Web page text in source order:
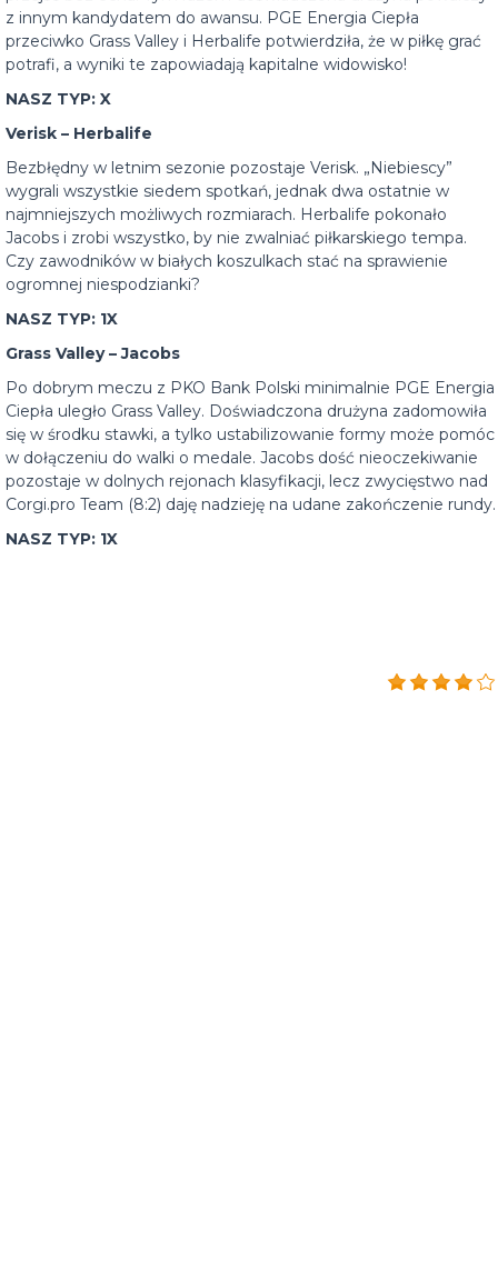
z innym kandydatem do awansu. PGE Energia Ciepła
przeciwko Grass Valley i Herbalife potwierdziła, że w piłkę grać
potrafi, a wyniki te zapowiadają kapitalne widowisko!
NASZ TYP: X
Verisk – Herbalife
Bezbłędny w letnim sezonie pozostaje Verisk. „Niebiescy”
wygrali wszystkie siedem spotkań, jednak dwa ostatnie w
najmniejszych możliwych rozmiarach. Herbalife pokonało
Jacobs i zrobi wszystko, by nie zwalniać piłkarskiego tempa.
Czy zawodników w białych koszulkach stać na sprawienie
ogromnej niespodzianki?
NASZ TYP: 1X
Grass Valley – Jacobs
Po dobrym meczu z PKO Bank Polski minimalnie PGE Energia
Ciepła uległo Grass Valley. Doświadczona drużyna zadomowiła
się w środku stawki, a tylko ustabilizowanie formy może pomóc
w dołączeniu do walki o medale. Jacobs dość nieoczekiwanie
pozostaje w dolnych rejonach klasyfikacji, lecz zwycięstwo nad
Corgi.pro Team (8:2) daję nadzieję na udane zakończenie rundy.
NASZ TYP: 1X